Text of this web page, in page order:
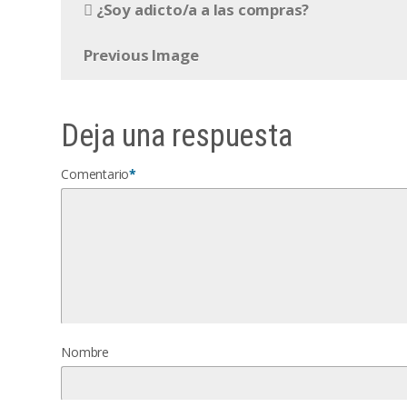
¿Soy adicto/a a las compras?
Previous Image
Deja una respuesta
Comentario*
Nombre